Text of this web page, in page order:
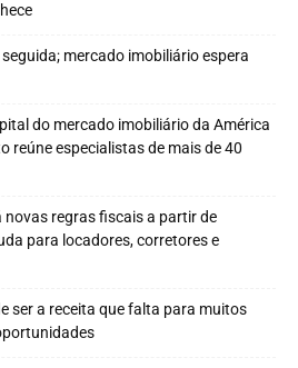
mercado imobiliário espera
do mercado imobiliário da América
reúne especialistas de mais de 40
novas regras fiscais a partir de
para locadores, corretores e
ser a receita que falta para muitos